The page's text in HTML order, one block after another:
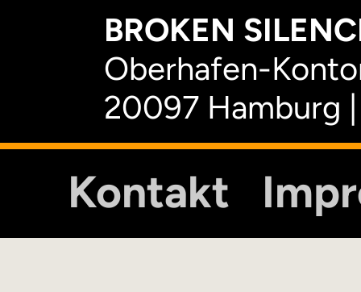
BROKEN
Oberhafen-
20097 Hamburg
Kontakt